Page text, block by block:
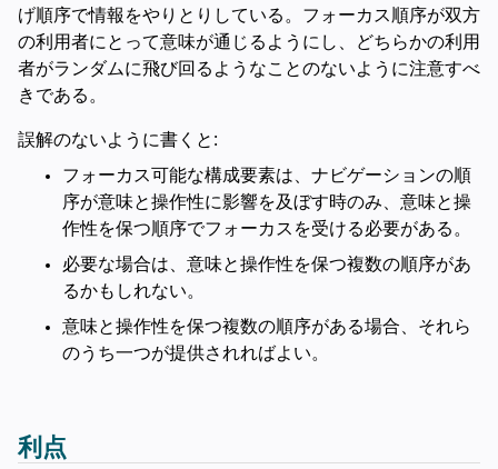
げ順序で情報をやりとりしている。フォーカス順序が双方
の利用者にとって意味が通じるようにし、どちらかの利用
者がランダムに飛び回るようなことのないように注意すべ
きである。
誤解のないように書くと:
フォーカス可能な構成要素は、ナビゲーションの順
序が意味と操作性に影響を及ぼす時のみ、意味と操
作性を保つ順序でフォーカスを受ける必要がある。
必要な場合は、意味と操作性を保つ複数の順序があ
るかもしれない。
意味と操作性を保つ複数の順序がある場合、それら
のうち一つが提供されればよい。
利点